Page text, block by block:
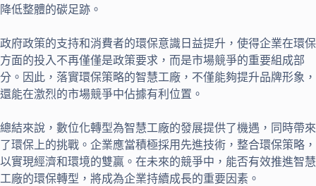
降低整體的碳足跡。
政府政策的支持和消費者的環保意識日益提升，使得企業在環保
方面的投入不再僅僅是政策要求，而是市場競爭的重要組成部
分。因此，落實環保策略的智慧工廠，不僅能夠提升品牌形象，
還能在激烈的市場競爭中佔據有利位置。
總結來說，數位化轉型為智慧工廠的發展提供了機遇，同時帶來
了環保上的挑戰。企業應當積極採用先進技術，整合環保策略，
以實現經濟和環境的雙贏。在未來的競爭中，能否有效推進智慧
工廠的環保轉型，將成為企業持續成長的重要因素。